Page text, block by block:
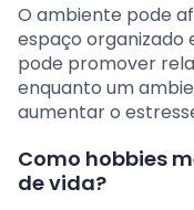
O ambiente pode
espaço organizado
pode promover
enquanto um
aumentar o
Como hobbies
de vida?